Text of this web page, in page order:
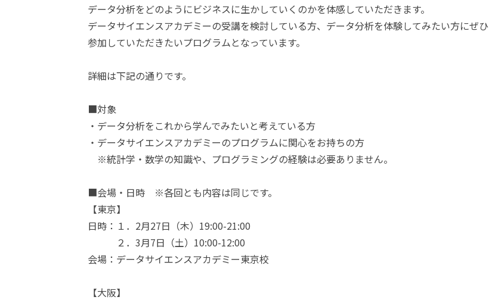
データ分析をどのようにビジネスに生かしていくのかを体感していただきます。
データサイエンスアカデミーの受講を検討している方、データ分析を体験してみたい方にぜひ
参加していただきたいプログラムとなっています。
詳細は下記の通りです。
■対象
・データ分析をこれから学んでみたいと考えている方
・データサイエンスアカデミーのプログラムに関心をお持ちの方
※統計学・数学の知識や、プログラミングの経験は必要ありません。
■会場・日時 ※各回とも内容は同じです。
【東京】
日時：１．2月27日（木）19:00-21:00
２．3月7日（土）10:00-12:00
会場：データサイエンスアカデミー東京校
【大阪】